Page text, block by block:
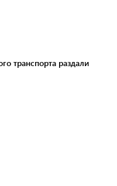
транспорта раздали